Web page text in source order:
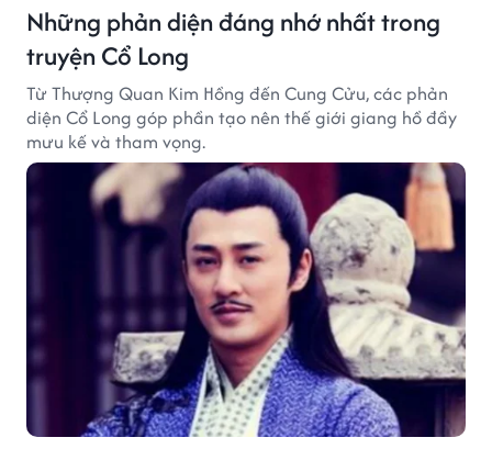
Những phản diện đáng nhớ nhất trong
truyện Cổ Long
Từ Thượng Quan Kim Hồng đến Cung Cửu, các phản
diện Cổ Long góp phần tạo nên thế giới giang hồ đầy
mưu kế và tham vọng.